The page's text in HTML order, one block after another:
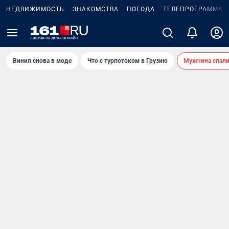
НЕДВИЖИМОСТЬ ЗНАКОМСТВА ПОГОДА ТЕЛЕПРОГРАММА
Винил снова в моде Что с турпотоком в Грузию Мужчина